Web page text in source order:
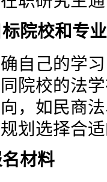
院校和专
自己的学
院校的法
，如民商
划选择合
材料